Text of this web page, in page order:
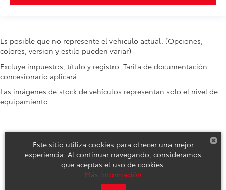
Es posible que no represente el vehiculo actual. (Opciones,
colores, version y estilo pueden variar)
Excluye impuestos, título y registro. Tarifa de documentación
concesionario aplicará.
Las imágenes de stock de vehículos representan solo el nivel de
equipamiento.
Derechos de autor © 2026 por DealerOn Mapa del sitio
Este sitio utiliza cookies para ofrecer una mejor
experiencia. Al continuar navegando, consideramos
que aceptas el uso de cookies.
Más información